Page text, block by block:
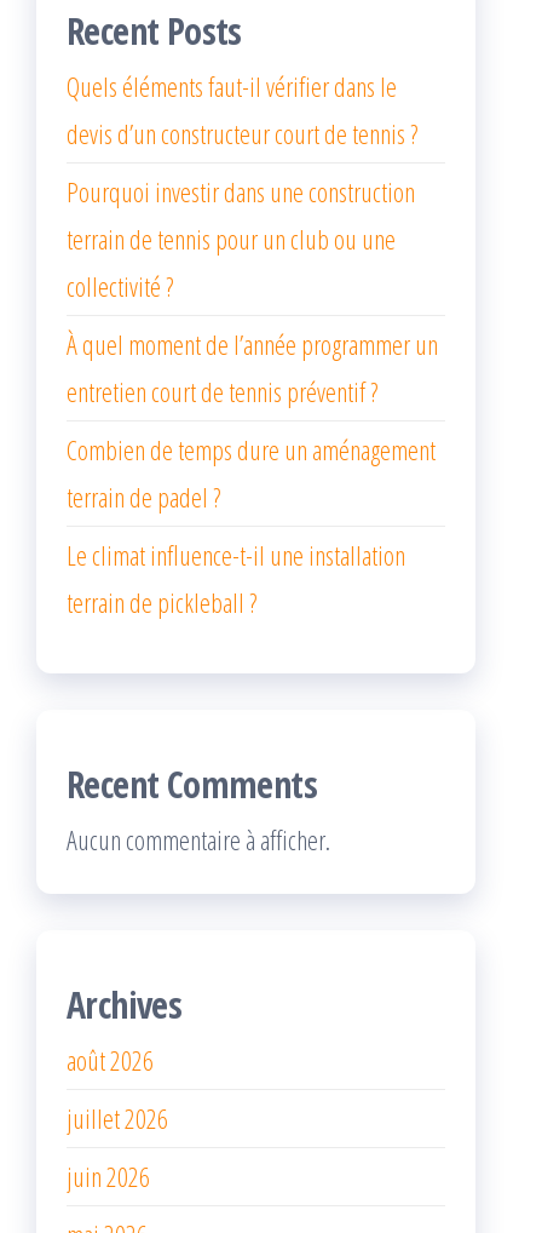
Recent Posts
Quels éléments faut-il vérifier dans le
devis d’un constructeur court de tennis ?
Pourquoi investir dans une construction
terrain de tennis pour un club ou une
collectivité ?
À quel moment de l’année programmer un
entretien court de tennis préventif ?
Combien de temps dure un aménagement
terrain de padel ?
Le climat influence-t-il une installation
terrain de pickleball ?
Recent Comments
Aucun commentaire à afficher.
Archives
août 2026
juillet 2026
juin 2026